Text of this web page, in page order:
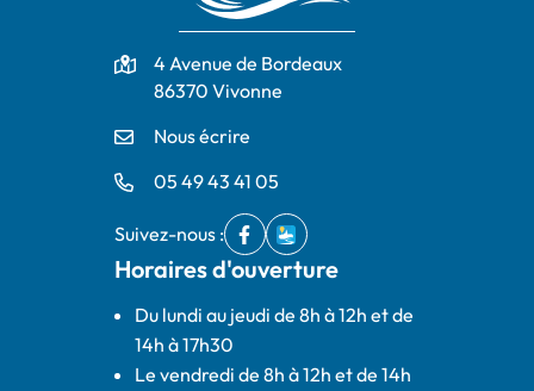
Adresse
4 Avenue de Bordeaux
86370 Vivonne
Nous écrire
05 49 43 41 05
Suivez-nous :
Facebook
(ouverture dans un nouvel onglet)
IntraMuros
(ouverture dans un nouvel
Horaires d'ouverture
Du lundi au jeudi de 8h à 12h et de
14h à 17h30
Le vendredi de 8h à 12h et de 14h